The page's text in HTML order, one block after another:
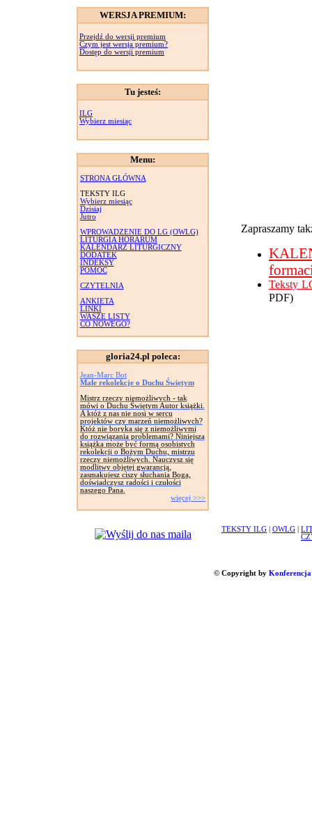
WERSJA PREMIUM:
Przejdź do wersji premium
Czym jest wersja premium?
Dostęp do wersji premium
Tu jesteś:
ILG
Wybierz miesiąc
Menu:
STRONA GŁÓWNA
TEKSTY ILG
Wybierz miesiąc
Dzisiaj
Jutro
WPROWADZENIE DO LG (OWLG)
LITURGIA HORARUM
KALENDARZ LITURGICZNY
DODATEK
INDEKSY
POMOC
CZYTELNIA
ANKIETA
LINKI
WASZE LISTY
CO NOWEGO?
gloria24.pl poleca:
Jean-Marc Bot
Małe rekolekcje o Duchu Świętym
Mistrz rzeczy niemożliwych - tak
mówi o Duchu Świętym Autor książki.
A któż z nas nie nosi w sercu
projektów czy marzeń niemożliwych?
Któż nie boryka się z niemożliwymi
do rozwiązania problemami? Niniejsza
książka może być formą osobistych
rekolekcji o Bożym Duchu, mistrzu
rzeczy niemożliwych. Nauczysz się
modlitwy objętej gwarancją,
zasmakujesz ciszy słuchania Boga,
doświadczysz radości i czułości
naszego Pana.
więcej >>>
Zapraszamy
Teksty
PDF)
TEKSTY ILG OWLG
© Copyright by Konferencja